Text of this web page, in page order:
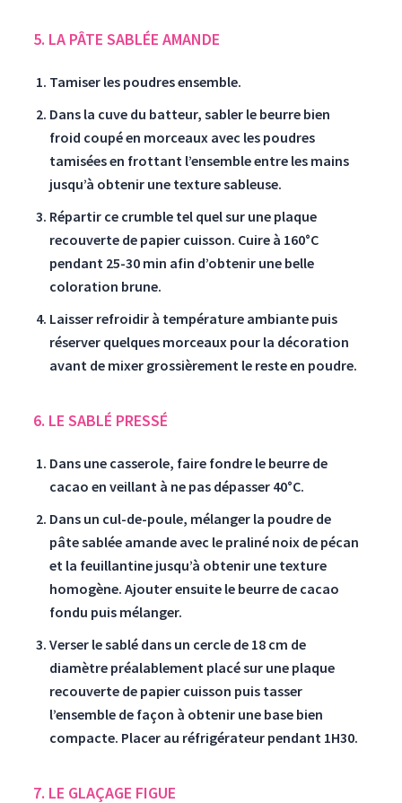
5. LA PÂTE SABLÉE AMANDE
Tamiser les poudres ensemble.
Dans la cuve du batteur, sabler le beurre bien
froid coupé en morceaux avec les poudres
tamisées en frottant l’ensemble entre les mains
jusqu’à obtenir une texture sableuse.
Répartir ce crumble tel quel sur une plaque
recouverte de papier cuisson. Cuire à 160°C
pendant 25-30 min afin d’obtenir une belle
coloration brune.
Laisser refroidir à température ambiante puis
réserver quelques morceaux pour la décoration
avant de mixer grossièrement le reste en poudre.
6. LE SABLÉ PRESSÉ
Dans une casserole, faire fondre le beurre de
cacao en veillant à ne pas dépasser 40°C.
Dans un cul-de-poule, mélanger la poudre de
pâte sablée amande avec le praliné noix de pécan
et la feuillantine jusqu’à obtenir une texture
homogène. Ajouter ensuite le beurre de cacao
fondu puis mélanger.
Verser le sablé dans un cercle de 18 cm de
diamètre préalablement placé sur une plaque
recouverte de papier cuisson puis tasser
l’ensemble de façon à obtenir une base bien
compacte. Placer au réfrigérateur pendant 1H30.
7. LE GLAÇAGE FIGUE